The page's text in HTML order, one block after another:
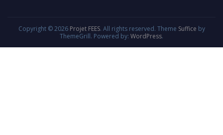
Copyright © 2026 Projet FEES. All rights reserved. Theme Suffice by
ThemeGrill. Powered by: WordPress.